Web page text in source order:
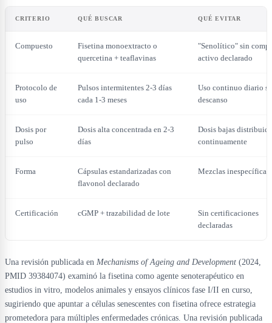
CRITERIO QUÉ BUSCAR QUÉ EVITAR
Compuesto
Fisetina monoextracto o
quercetina + teaflavinas
"Senolítico" sin
activo declarado
Protocolo de
uso
Pulsos intermitentes 2-3 días
cada 1-3 meses
Uso continuo diario
descanso
Dosis por
pulso
Dosis alta concentrada en 2-3
días
Dosis bajas
continuamente
Forma
Cápsulas estandarizadas con
flavonol declarado
Mezclas inespecíficas
Certificación cGMP + trazabilidad de lote
Sin certificaciones
declaradas
Una revisión publicada en Mechanisms of Ageing and Development (2024,
PMID 39384074) examinó la fisetina como agente senoterapéutico en
estudios in vitro, modelos animales y ensayos clínicos fase I/II en curso,
sugiriendo que apuntar a células senescentes con fisetina ofrece estrategia
prometedora para múltiples enfermedades crónicas. Una revisión publicada